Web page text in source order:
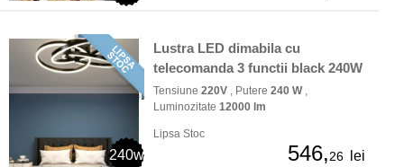
240w
Lustra LED dimabila cu
telecomanda 3 functii black 240W
Tensiune 220V , Putere 240 W,
Luminozitate 12000 lm
Lipsa Stoc
546,26 lei